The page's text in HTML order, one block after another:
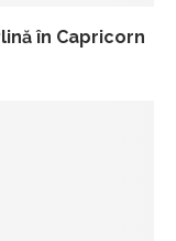
în Capricorn